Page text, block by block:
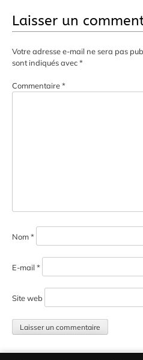
Laisser un
Votre adresse e-mail ne sera pas
sont indiqués avec*
Commentaire*
Nom*
E-mail *
Site web